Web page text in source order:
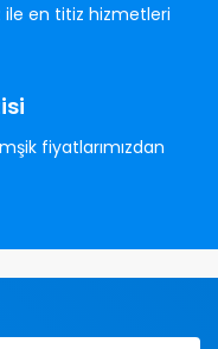
ile en titiz hizmetleri
fiyatlarımızdan